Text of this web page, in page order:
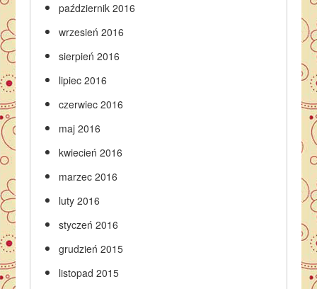
październik 2016
wrzesień 2016
sierpień 2016
lipiec 2016
czerwiec 2016
maj 2016
kwiecień 2016
marzec 2016
luty 2016
styczeń 2016
grudzień 2015
listopad 2015